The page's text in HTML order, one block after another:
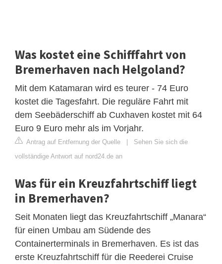
Was kostet eine Schifffahrt von
Bremerhaven nach Helgoland?
Mit dem Katamaran wird es teurer - 74 Euro
kostet die Tagesfahrt. Die reguläre Fahrt mit
dem Seebäderschiff ab Cuxhaven kostet mit 64
Euro 9 Euro mehr als im Vorjahr.
Antrag auf Entfernung der Quelle | Sehen Sie sich die
vollständige Antwort auf nord24.de an
Was für ein Kreuzfahrtschiff liegt
in Bremerhaven?
Seit Monaten liegt das Kreuzfahrtschiff „Manara“
für einen Umbau am Südende des
Containerterminals in Bremerhaven. Es ist das
erste Kreuzfahrtschiff für die Reederei Cruise